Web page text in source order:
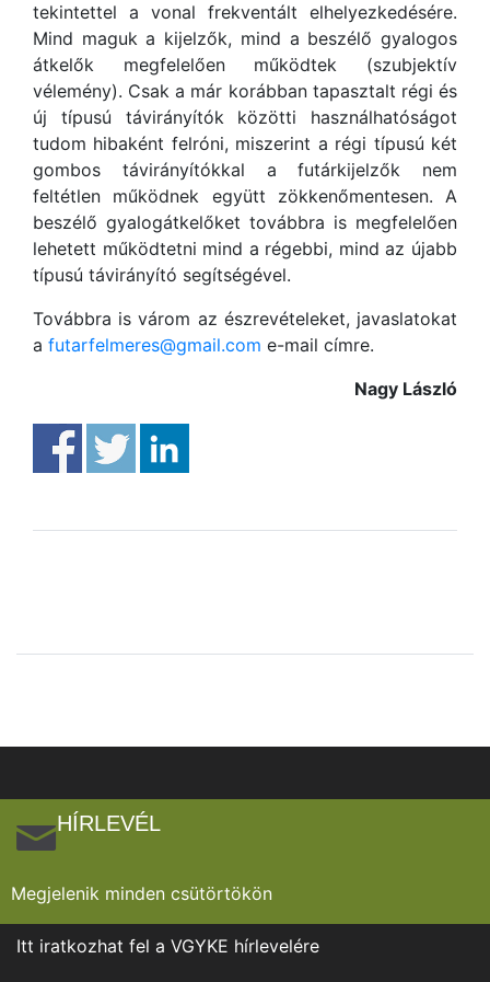
tekintettel a vonal frekventált elhelyezkedésére.
Mind maguk a kijelzők, mind a beszélő gyalogos
átkelők megfelelően működtek (szubjektív
vélemény). Csak a már korábban tapasztalt régi és
új típusú távirányítók közötti használhatóságot
tudom hibaként felróni, miszerint a régi típusú két
gombos távirányítókkal a futárkijelzők nem
feltétlen működnek együtt zökkenőmentesen. A
beszélő gyalogátkelőket továbbra is megfelelően
lehetett működtetni mind a régebbi, mind az újabb
típusú távirányító segítségével.
Továbbra is várom az észrevételeket, javaslatokat
a futarfelmeres@gmail.com e-mail címre.
Nagy László
HÍRLEVÉL
Megjelenik minden csütörtökön
Itt iratkozhat fel a VGYKE hírlevelére